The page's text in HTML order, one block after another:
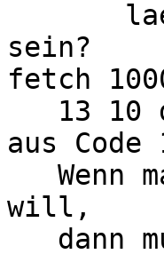
sein?
fetch
aus Code
will,